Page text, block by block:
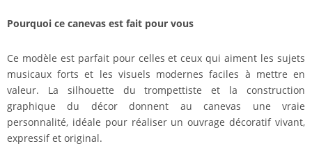
Pourquoi ce canevas est fait pour vous
Ce modèle est parfait pour celles et ceux qui aiment les sujets
musicaux forts et les visuels modernes faciles à mettre en
valeur. La silhouette du trompettiste et la construction
graphique du décor donnent au canevas une vraie
personnalité, idéale pour réaliser un ouvrage décoratif vivant,
expressif et original.